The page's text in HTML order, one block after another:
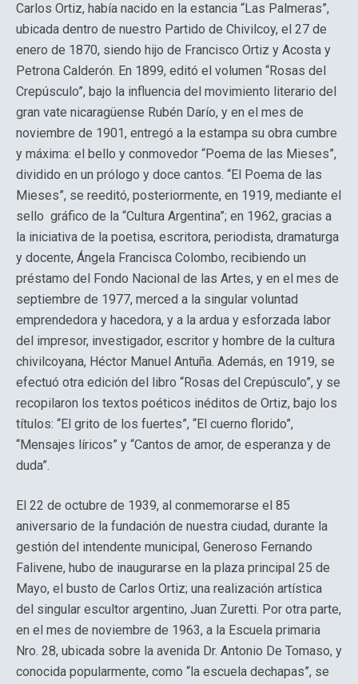
Carlos Ortiz, había nacido en la estancia “Las Palmeras”,
ubicada dentro de nuestro Partido de Chivilcoy, el 27 de
enero de 1870, siendo hijo de Francisco Ortiz y Acosta y
Petrona Calderón. En 1899, editó el volumen “Rosas del
Crepúsculo”, bajo la influencia del movimiento literario del
gran vate nicaragüense Rubén Darío, y en el mes de
noviembre de 1901, entregó a la estampa su obra cumbre
y máxima: el bello y conmovedor “Poema de las Mieses”,
dividido en un prólogo y doce cantos. “El Poema de las
Mieses”, se reeditó, posteriormente, en 1919, mediante el
sello gráfico de la “Cultura Argentina”; en 1962, gracias a
la iniciativa de la poetisa, escritora, periodista, dramaturga
y docente, Ángela Francisca Colombo, recibiendo un
préstamo del Fondo Nacional de las Artes, y en el mes de
septiembre de 1977, merced a la singular voluntad
emprendedora y hacedora, y a la ardua y esforzada labor
del impresor, investigador, escritor y hombre de la cultura
chivilcoyana, Héctor Manuel Antuña. Además, en 1919, se
efectuó otra edición del libro “Rosas del Crepúsculo”, y se
recopilaron los textos poéticos inéditos de Ortiz, bajo los
títulos: “El grito de los fuertes”, “El cuerno florido”,
“Mensajes líricos” y “Cantos de amor, de esperanza y de
duda”.
El 22 de octubre de 1939, al conmemorarse el 85
aniversario de la fundación de nuestra ciudad, durante la
gestión del intendente municipal, Generoso Fernando
Falivene, hubo de inaugurarse en la plaza principal 25 de
Mayo, el busto de Carlos Ortiz; una realización artística
del singular escultor argentino, Juan Zuretti. Por otra parte,
en el mes de noviembre de 1963, a la Escuela primaria
Nro. 28, ubicada sobre la avenida Dr. Antonio De Tomaso, y
conocida popularmente, como “la escuela dechapas”, se